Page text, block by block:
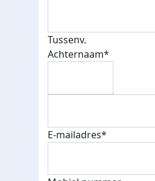
bedankt
Tussenv.
Achternaam*
E-mailadres*